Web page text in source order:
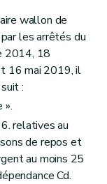
wallon de
les arrêtés du
2014, 18
16 mai 2019, il
:
».
relatives au
de repos et
au moins 25
Cd.